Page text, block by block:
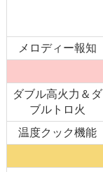
メロディー報知
ダブル高火力＆ダ
ブルトロ火
温度クック機能